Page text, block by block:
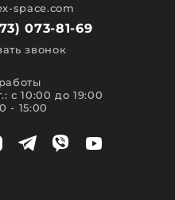
space.com
073-81-69
звонок
с 10:00 до 19:00
- 15:00